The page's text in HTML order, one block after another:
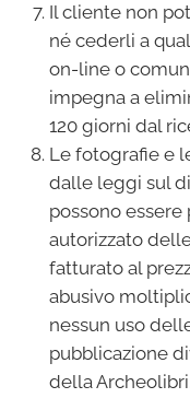
Il cliente non
né cederli a
on-line o
impegna a
120 giorni dal
Le fotografie e
dalle leggi sul
possono essere
autorizzato
fatturato al
abusivo
nessun uso
pubblicazione
della